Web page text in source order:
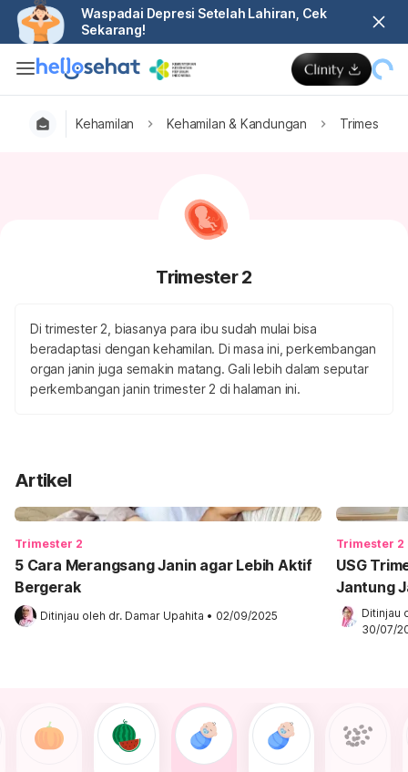
Waspadai Depresi Setelah Lahiran, Cek
Sekarang!
Kehamilan Kehamilan & Kandungan Trimester 2
Trimester 2
Di trimester 2, biasanya para ibu sudah mulai bisa
beradaptasi dengan kehamilan. Di masa ini, perkembangan
organ janin juga semakin matang. Gali lebih dalam seputar
perkembangan janin trimester 2 di halaman ini.
Artikel
Trimester 2
5 Cara Merangsang Janin agar Lebih Aktif
Bergerak
Ditinjau oleh dr. Damar Upahita • 02/09/2025
Trimester 2
USG
Jantung
Ditinjau
30/07/